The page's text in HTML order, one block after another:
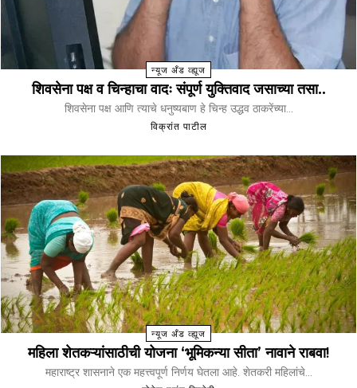
न्यूज अँड व्ह्यूज
शिवसेना पक्ष व चिन्हाचा वादः संपूर्ण युक्तिवाद जसाच्या तसा..
शिवसेना पक्ष आणि त्याचे धनुष्यबाण हे चिन्ह उद्धव ठाकरेंच्या...
विक्रांत पाटील
न्यूज अँड व्ह्यूज
महिला शेतकऱ्यांसाठीची योजना ‘भूमिकन्या सीता’ नावाने राबवा!
महाराष्ट्र शासनाने एक महत्त्वपूर्ण निर्णय घेतला आहे. शेतकरी महिलांचे...